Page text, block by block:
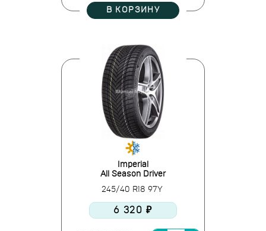
В КОРЗИНУ
Imperial
All Season Driver
245/40 R18 97Y
6 320 ₽